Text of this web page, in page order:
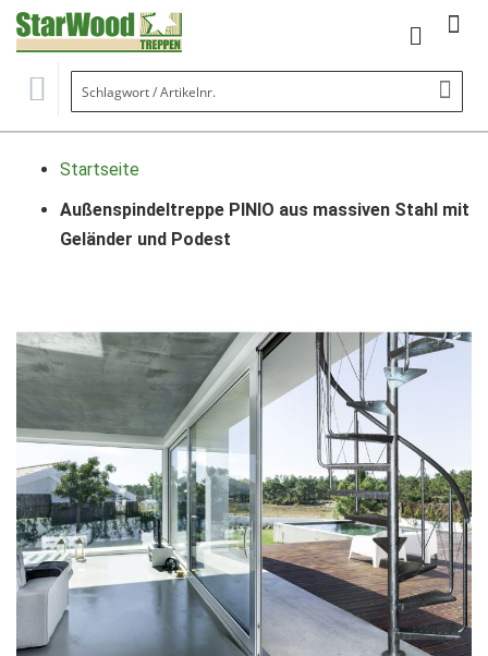
Mein
Startseite
Außenspindeltreppe PINIO aus massiven Stahl mit
Geländer und Podest
der
Bildgalerie